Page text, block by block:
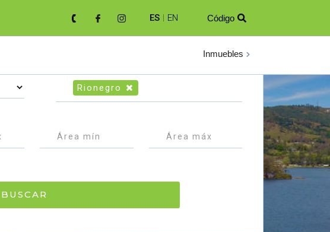
ES | EN Código 
Inmuebles
Rionegro
BUSCAR